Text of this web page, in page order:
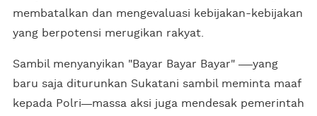
membatalkan dan mengevaluasi kebijakan-kebijakan
yang berpotensi merugikan rakyat.
Sambil menyanyikan "Bayar Bayar Bayar"
yang
baru saja diturunkan Sukatani sambil meminta maaf
kepada Polri
massa aksi juga mendesak pemerintah